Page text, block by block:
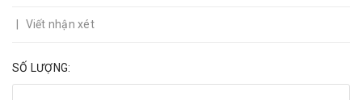
Viết nhận xét
SỐ LƯỢNG: